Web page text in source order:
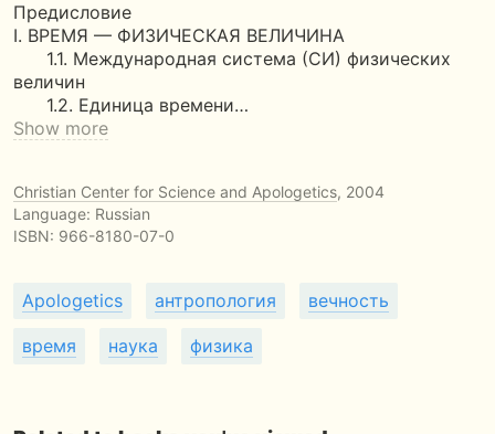
Предисловие
I. ВРЕМЯ — ФИЗИЧЕСКАЯ ВЕЛИЧИНА
1.1. Международная система (СИ) физических
величин
1.2. Единица времени…
Show more
Christian Center for Science and Apologetics, 2004
Language: Russian
ISBN: 966-8180-07-0
Apologetics антропология вечность
время наука физика